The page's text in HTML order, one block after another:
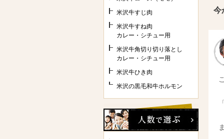
米沢牛すじ肉
米沢牛すね肉
カレー・シチュー用
米沢牛角切り切り落とし
カレー・シチュー用
米沢牛ひき肉
米沢の黒毛和牛ホルモン
今